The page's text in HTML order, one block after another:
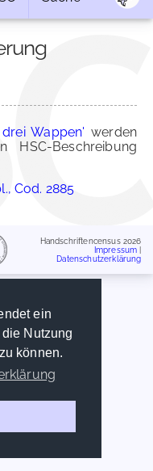
ein
Nutzung
können.
Wappen' werden
Beschreibung
Cod. 2885
Handschriftencensus 2026
Impressum
Datenschutzerklärung